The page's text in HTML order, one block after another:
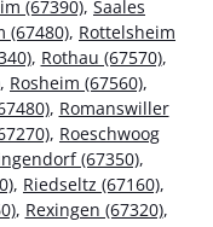
(67390), Saales
(67480), Rottelsheim
, Rothau (67570),
, Rosheim (67560),
, Romanswiller
, Roeschwoog
(67350),
, Riedseltz (67160),
, Rexingen (67320),